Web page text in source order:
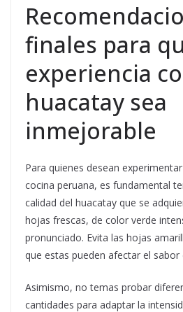
finales para
experiencia
huacatay sea
inmejorable
Para quienes desean
cocina peruana, es fundamental
calidad del huacatay que se
hojas frescas, de color verde
pronunciado. Evita las hojas
que estas pueden afectar el sabor
Asimismo, no temas probar
cantidades para adaptar la